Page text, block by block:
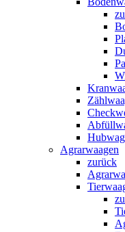
Agrarwaagen
zurück